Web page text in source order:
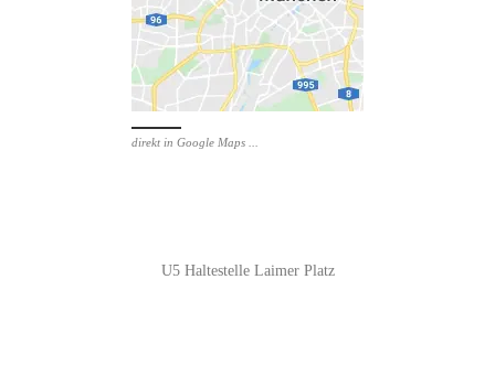
direkt in Google Maps ...
U5 Haltestelle Laimer Platz